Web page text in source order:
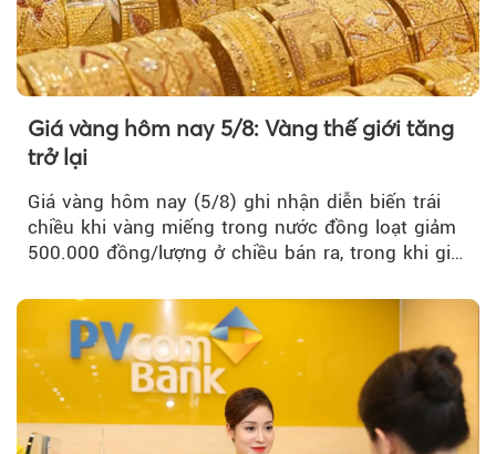
Giá vàng hôm nay 5/8: Vàng thế giới tăng
trở lại
Giá vàng hôm nay (5/8) ghi nhận diễn biến trái
chiều khi vàng miếng trong nước đồng loạt giảm
500.000 đồng/lượng ở chiều bán ra, trong khi giá
thương hiệu.